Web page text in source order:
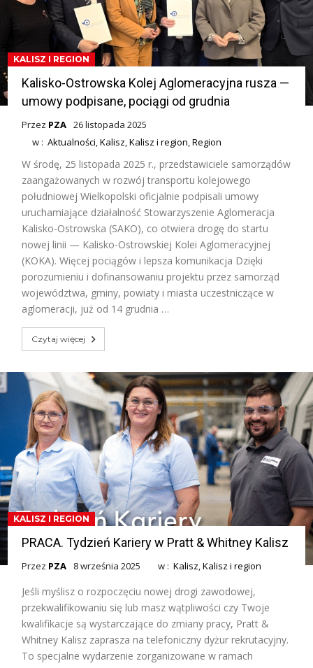
KALISZ I REGION
Kalisko-Ostrowska Kolej Aglomeracyjna rusza —
umowy podpisane, pociągi od grudnia
Przez PZA 26 listopada 2025
w :Aktualności,Kalisz,Kalisz i region,Region
W środę, 25 listopada 2025 r., przedstawiciele samorządów
zaangażowanych w rozwój transportu kolejowego
południowej Wielkopolski oficjalnie podpisali umowy
uruchamiające działalność Stowarzyszenie Aglomeracja
Kalisko-Ostrowska (SAKO), co otwiera drogę do startu
nowej linii — Kalisko-Ostrowskiej Kolei Aglomeracyjnej
(KOKA). Więcej pociągów i lepsza komunikacja Dzięki
porozumieniu i dofinansowaniu projektu przez samorząd
województwa, gminy, powiaty i miasta uczestniczące w
aglomeracji, już od 14 grudnia …
Czytaj więcej
KALISZ I REGION
PRACA. Tydzień Kariery w Pratt & Whitney Kalisz
Przez PZA 8 września 2025 w :Kalisz,Kalisz i region
Jeśli myślisz o rozpoczęciu nowej drogi zawodowej,
przekwalifikowaniu się lub masz wątpliwości czy Twoje
kwalifikacje są wystarczające do zmiany pracy, Pratt &
Whitney Kalisz zaprasza na telefoniczny dyżur rekrutacyjny.
To specjalne wydarzenie zorganizowane w ramach